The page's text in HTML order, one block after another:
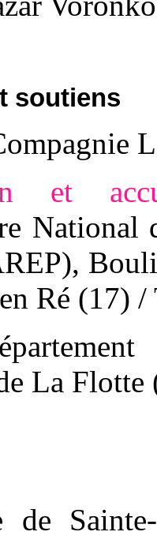
soutiens
et
National
Ré (17)
La Flotte
de